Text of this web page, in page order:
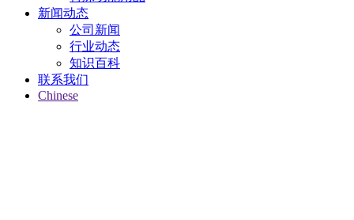
新闻动态
公司新闻
行业动态
知识百科
联系我们
Chinese